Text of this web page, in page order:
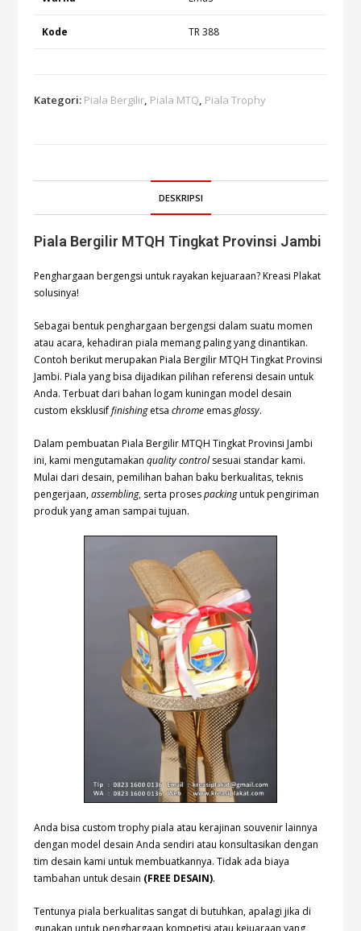
Kode TR 388
Kategori: Piala Bergilir, Piala MTQ, Piala Trophy
DESKRIPSI
Piala Bergilir MTQH Tingkat Provinsi Jambi
Penghargaan bergengsi untuk rayakan kejuaraan? Kreasi Plakat
solusinya!
Sebagai bentuk penghargaan bergengsi dalam suatu momen
atau acara, kehadiran piala memang paling yang dinantikan.
Contoh berikut merupakan Piala Bergilir MTQH Tingkat Provinsi
Jambi. Piala yang bisa dijadikan pilihan referensi desain untuk
Anda. Terbuat dari bahan logam kuningan model desain
custom eksklusiffinishingetsachrome emasglossy.
Dalam pembuatan Piala Bergilir MTQH Tingkat Provinsi Jambi
ini, kami mengutamakanquality controlsesuai standar kami.
Mulai dari desain, pemilihan bahan baku berkualitas, teknis
pengerjaan,assembling, serta prosespackinguntuk pengiriman
produk yang aman sampai tujuan.
Anda bisa custom trophy piala atau kerajinan souvenir lainnya
dengan model desain Anda sendiri atau konsultasikan dengan
tim desain kami untuk membuatkannya. Tidak ada biaya
tambahan untuk desain (FREE DESAIN).
Tentunya piala berkualitas sangat di butuhkan, apalagi jika di
gunakan untuk penghargaan kompetisi atau kejuaraan yang